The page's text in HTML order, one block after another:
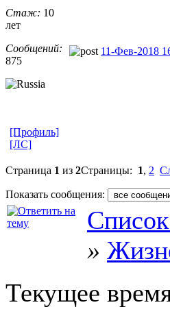
Стаж: 10
лет
Сообщений:
875
11-Фев-2018
[Профиль]
[ЛС]
Страница 1 из 2Страницы: 1, 2
Показать сообщения:
»
Текущее